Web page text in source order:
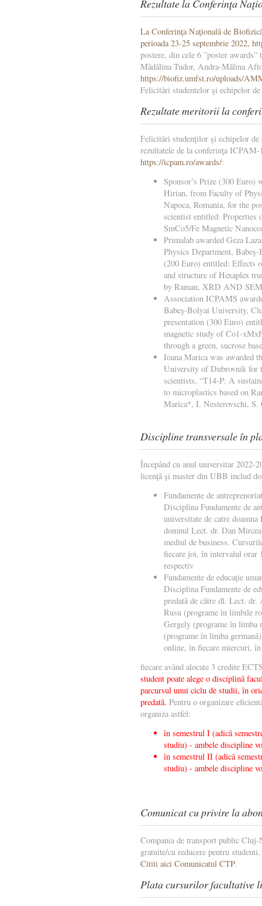
Rezultate la Conferinţa
La Conferinţa Naţionalã de
perioada 23-25 septembrie 2022,
postere, din cele 6 ”poster awards”
Mãdãlina Tudor, Andra-Mãlina
https://biofiz.umfst.ro/uploads/
Felicitãri studentelor şi echipelor
Rezultate meritorii la
Felicitãri studenţilor şi echipelor de
rezultatele de la conferinţa
https://icpam.ro/awards/:
Sponsor’s Prize (300
Hirian, from Faculty of
Napoca, Romania, for the
scientist entitled: Properties
SmCo5/Fe Magnetic
Primalab awarded Geza
Physics Department,
(200 Euro) entitled: Effects
and structure of Hexaplex
by Raman, XRD AND
Association ICPAMS
Babeş-Bolyai University,
presentation (300 Euro)
magnetic study of Co1-
through a green, sucrose
Ioana Marica was awarded
University of Dubrovnik for
scientists, “T14-P: A
to microplastics based on
Marica*, I. Nesterovschi, S.
Discipline transversale în
Începând cu anul universitar 2022-
licenţã şi master din UBB includ
Fundamente de antreprenoriat
Disciplina Fundamente de
universitate de catre
domnul Lect. dr. Dan
mediul de business.
fiecare joi, în intervalul orar
respectiv
Fundamente de educaţie
Disciplina Fundamente de
predatã de cãtre dl. Lect.
Rusu (programe în limbile
Gergely (programe în limba
(programe în limba
online, în fiecare miercuri,
fiecare având alocate 3 credite
student poate alege o disciplinã
parcursul unui ciclu de studii, în
predatã. Pentru o organizare
organiza astfel:
în semestrul I (adicã
studiu) - ambele discipline
în semestrul II (adicã
studiu) - ambele discipline
Comunicat cu privire la
Compania de transport public Cluj-
gratuite/cu reducere pentru
Cititi aici Comunicatul CTP.
Plata cursurilor facultative